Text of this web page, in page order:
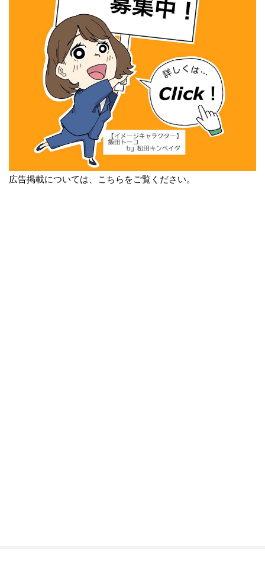
広告掲載については、こちらをご覧ください。